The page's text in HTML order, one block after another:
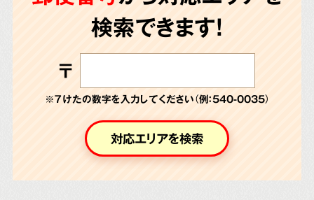
検索できます!
〒
※７けたの数字を入力してください（例：540-0035）
対応エリアを検索